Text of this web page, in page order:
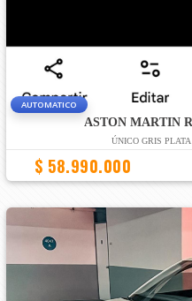
AUTOMATICO
ASTON MARTIN
ÚNICO GRIS
$ 58.990.000